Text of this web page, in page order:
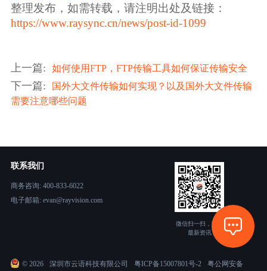
整理发布，如需转载，请注明出处及链接：
https://www.raysync.cn/news/post-id-1099
上一篇: 如何使用FTP，FTP传输工具如何保证传输安全
下一篇:
国外大文件传输如何实现？以及国外大文件传输
需要注意哪些问题
联系我们
商务咨询: 400-833-6022
电子邮箱: evan@rayvision.com
微信扫一扫，获取
最新资讯
© 2026 深圳市云语科技有限公司 粤ICP备15007801号-2
粤公网安备